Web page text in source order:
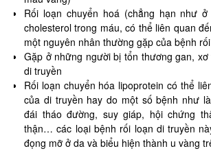
Rối loạn chuyển hoá (chẳng hạn như
cholesterol trong máu, có thể liên quan
một nguyên nhân thường gặp của bệnh
Gặp ở những người bị tổn thương gan,
di truyền
Rối loạn chuyển hóa lipoprotein có thể
của di truyền hay do một số bệnh như
đái tháo đường, suy giáp, hội chứng
thận… các loại bệnh rối loạn di truyền
đọng mỡ ở da và biểu hiện thành u vàng